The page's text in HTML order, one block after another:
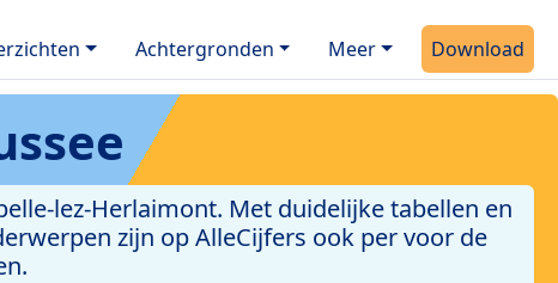
Achtergronden Meer Download
lez-Herlaimont. Met duidelijke tabellen en
zijn op AlleCijfers ook per voor de